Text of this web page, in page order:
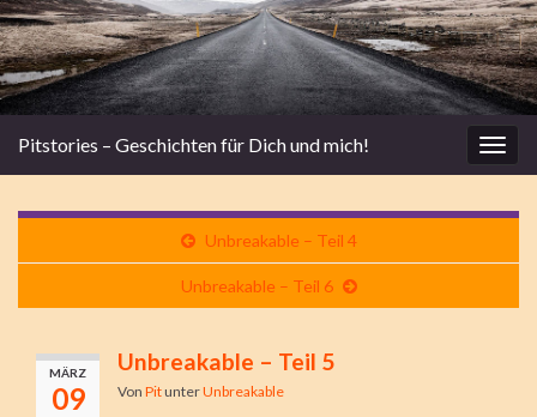
Pitstories – Geschichten für Dich und mich!
Unbreakable – Teil 4
Unbreakable – Teil 6
MÄRZ
09
Unbreakable – Teil 5
Von PitunterUnbreakable